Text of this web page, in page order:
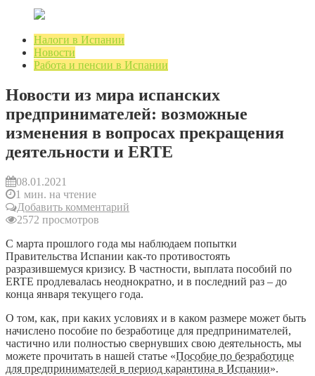
Налоги в Испании
Новости
Работа и пенсии в Испании
Новости из мира испанских
предпринимателей: возможные
изменения в вопросах прекращения
деятельности и ERTE
08.01.2021
1 мин. на чтение
Добавить комментарий
2572 просмотров
С марта прошлого года мы наблюдаем попытки
Правительства Испании как-то противостоять
разразившемуся кризису. В частности, выплата пособий по
ERTE продлевалась неоднократно, и в последний раз – до
конца января текущего года.
О том, как, при каких условиях и в каком размере может быть
начислено пособие по безработице для предпринимателей,
частично или полностью свернувших свою деятельность, мы
можете прочитать в нашей статье «Пособие по безработице
для предпринимателей в период карантина в Испании».